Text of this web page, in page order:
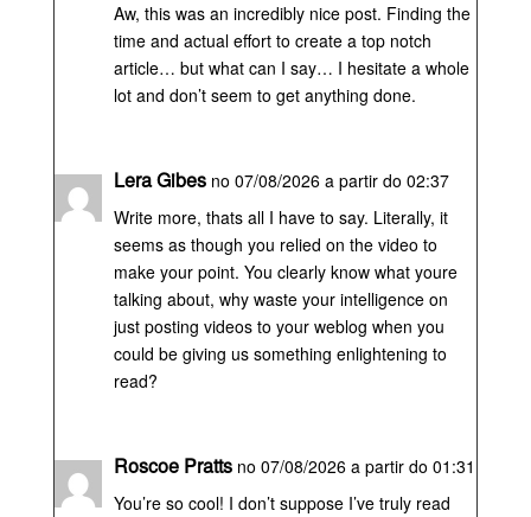
Aw, this was an incredibly nice post. Finding the
time and actual effort to create a top notch
article… but what can I say… I hesitate a whole
lot and don’t seem to get anything done.
Lera Gibes no 07/08/2026 a partir do 02:37
Write more, thats all I have to say. Literally, it
seems as though you relied on the video to
make your point. You clearly know what youre
talking about, why waste your intelligence on
just posting videos to your weblog when you
could be giving us something enlightening to
read?
Roscoe Pratts no 07/08/2026 a partir do 01:31
You’re so cool! I don’t suppose I’ve truly read